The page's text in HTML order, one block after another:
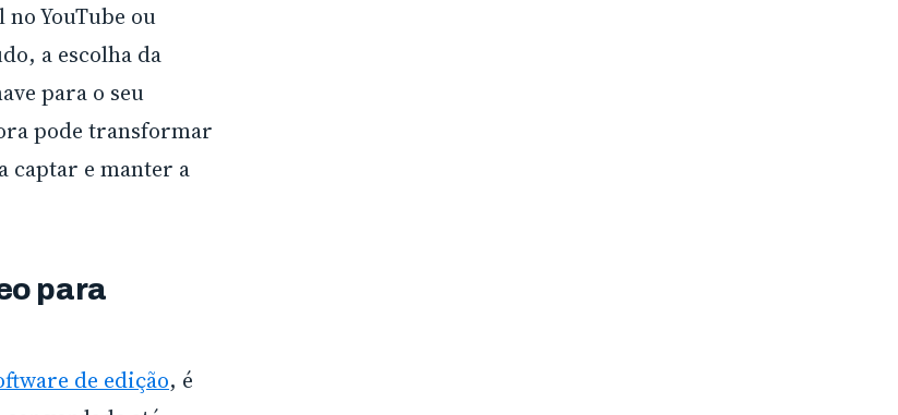
no YouTube ou
a escolha da
para o seu
pode transformar
captar e manter a
para
de edição, é